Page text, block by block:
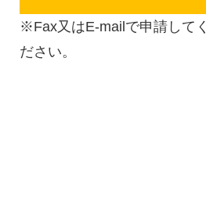
※Fax又はE-mailで申請してく
ださい。